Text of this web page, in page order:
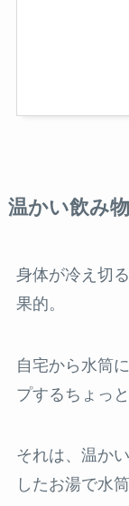
温かい飲み
身体が冷え切
果的。
自宅から水筒
プするちょっ
それは、温か
したお湯で水